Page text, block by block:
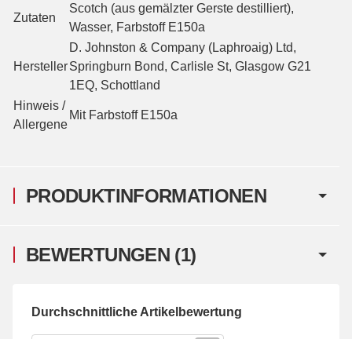
PRODUKTINFORMATIONEN
Zutaten
Scotch (aus gemälzter Gerste destilliert),
Wasser, Farbstoff E150a
Hersteller
D. Johnston & Company (Laphroaig) Ltd,
Springburn Bond, Carlisle St, Glasgow G21
1EQ, Schottland
Hinweis /
Allergene
Mit Farbstoff E150a
BEWERTUNGEN (1)
Durchschnittliche Artikelbewertung